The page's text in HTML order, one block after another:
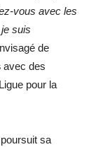
vous avec les
suis
de
avec des
pour la
poursuit sa